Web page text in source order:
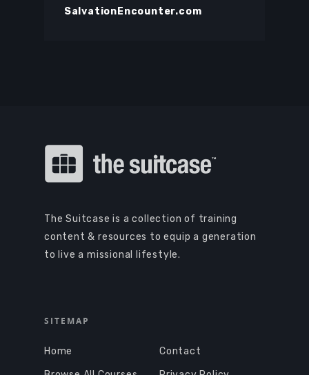
SalvationEncounter.com
The Suitcase is a collection of training
content & resources to equip a generation
to live a missional lifestyle.
SITEMAP
Home
Contact